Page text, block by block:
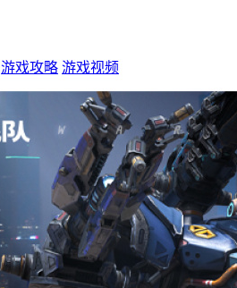
游戏攻略 游戏视频